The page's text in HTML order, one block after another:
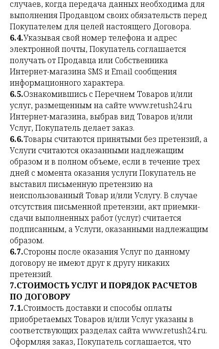
случаев, когда передача данных необходима для
выполнения Продавцом своих обязательств перед
Покупателем для целей настоящего Договора.
6.4.Указывая свой номер телефона и адрес
электронной почты, Покупатель соглашается
получать от Продавца или Собственника
Интернет-магазина SMS и Email сообщения
информационного характера.
6.5.Ознакомившись с Перечнем Товаров и/или
услуг, размещенным на сайте www.retush24.ru
Интернет-магазина, выбрав вид Товаров и/или
Услуг, Покупатель делает заказ.
6.6.Товары считаются принятыми без претензий, а
Услуги считаются оказанными надлежащим
образом и в полном объеме, если в течение трех
дней с момента оказания услуги Покупатель не
выставил письменную претензию на
неиспользованный Товар и/или Услугу. В случае
отсутствия письменной претензии, акт приемки-
сдачи выполненных работ (услуг) считается
подписанным, а Услуги, оказанными надлежащим
образом.
6.7.Стороны после оказания Услуг по данному
договору не имеют друг к другу никаких
претензий.
7.СТОИМОСТЬ УСЛУГ И ПОРЯДОК РАСЧЕТОВ
ПО ДОГОВОРУ
7.1.Стоимость доставки и способы оплаты
приобретаемых Товаров и/или Услуг указаны в
соответствующих разделах сайта www.retush24.ru.
Оформляя заказ, Покупатель соглашается, что